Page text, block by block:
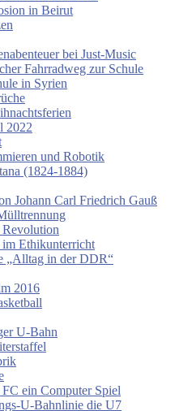
in Beirut
bei Just-Music
Fahrradweg zur Schule
in Syrien
2022
und Robotik
(1824-1884)
Johann Carl Friedrich Gauß
Revolution
im Ethikunterricht
„Alltag in der DDR“
2016
U-Bahn
ein Computer Spiel
U-Bahnlinie die U7